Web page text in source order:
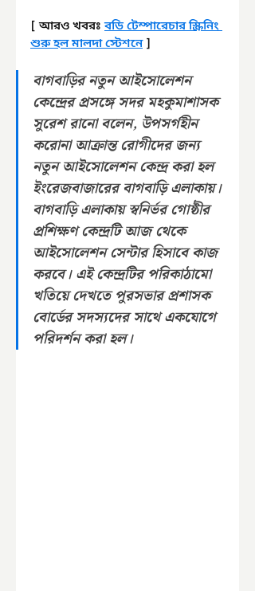
[ আরও খবরঃ বডি টেম্পারেচার স্ক্রিনিং
শুরু হল মালদা স্টেশনে ]
বাগবাড়ির নতুন আইসোলেশন
কেন্দ্রের প্রসঙ্গে সদর মহকুমাশাসক
সুরেশ রানো বলেন, উপসর্গহীন
করোনা আক্রান্ত রোগীদের জন্য
নতুন আইসোলেশন কেন্দ্র করা হল
ইংরেজবাজারের বাগবাড়ি এলাকায়।
বাগবাড়ি এলাকায় স্বনির্ভর গোষ্ঠীর
প্রশিক্ষণ কেন্দ্রটি আজ থেকে
আইসোলেশন সেন্টার হিসাবে কাজ
করবে। এই কেন্দ্রটির পরিকাঠামো
খতিয়ে দেখতে পুরসভার প্রশাসক
বোর্ডের সদস্যদের সাথে একযোগে
পরিদর্শন করা হল।